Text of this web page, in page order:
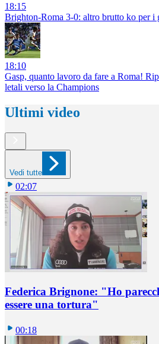
18:15
Brighton-Roma 3-0: altro brutto ko per i
18:10
Gasp, quanto lavoro da fare a Roma!
letali verso la Champions
Ultimi video
Vedi tutte
02:07
Federica Brignone: "Ho
essere una tortura"
00:18